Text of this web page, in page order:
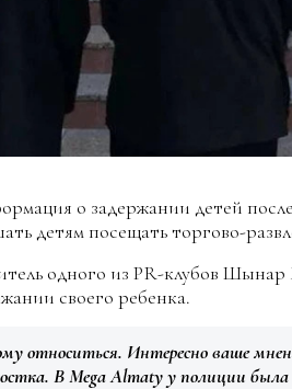
о задержании детей
детям посещать торгово-
одного из PR-клубов
своего ребенка.
относиться. Интересно ваше
В Mega Almaty у полиции